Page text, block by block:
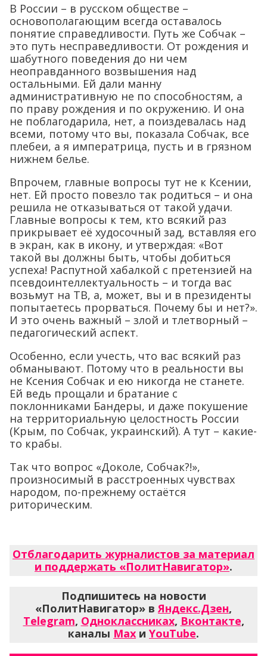
В России – в русском обществе –
основополагающим всегда оставалось
понятие справедливости. Путь же Собчак –
это путь несправедливости. От рождения и
шабутного поведения до ни чем
неоправданного возвышения над
остальными. Ей дали манну
административную не по способностям, а
по праву рождения и по окружению. И она
не поблагодарила, нет, а поиздевалась над
всеми, потому что вы, показала Собчак, все
плебеи, а я императрица, пусть и в грязном
нижнем белье.
Впрочем, главные вопросы тут не к Ксении,
нет. Ей просто повезло так родиться – и она
решила не отказываться от такой удачи.
Главные вопросы к тем, кто всякий раз
прикрывает её худосочный зад, вставляя его
в экран, как в икону, и утверждая: «Вот
такой вы должны быть, чтобы добиться
успеха! Распутной хабалкой с претензией на
псевдоинтеллектуальность – и тогда вас
возьмут на ТВ, а, может, вы и в президенты
попытаетесь прорваться. Почему бы и нет?».
И это очень важный – злой и тлетворный –
педагогический аспект.
Особенно, если учесть, что вас всякий раз
обманывают. Потому что в реальности вы
не Ксения Собчак и ею никогда не станете.
Ей ведь прощали и братание с
поклонниками Бандеры, и даже покушение
на территориальную целостность России
(Крым, по Собчак, украинский). А тут – какие-
то крабы.
Так что вопрос «Доколе, Собчак?!»,
произносимый в расстроенных чувствах
народом, по-прежнему остаётся
риторическим.
Отблагодарить журналистов за материал
и поддержать «ПолитНавигатор».
Подпишитесь на новости
«ПолитНавигатор» вЯндекс.Дзен,
Telegram, Одноклассниках, Вконтакте,
каналы Max и YouTube.